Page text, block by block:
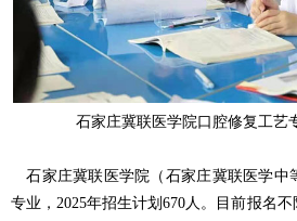
石家庄冀联医学院口腔修复工艺
石家庄冀联医学院（石家庄冀联医学中
专业，2025年招生计划670人。
目前报名不